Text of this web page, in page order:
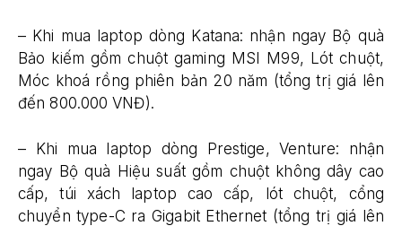
– Khi mua laptop dòng Katana: nhận ngay Bộ quà
Bảo kiếm gồm chuột gaming MSI M99, Lót chuột,
Móc khoá rồng phiên bản 20 năm (tổng trị giá lên
đến 800.000 VNĐ).
– Khi mua laptop dòng Prestige, Venture: nhận
ngay Bộ quà Hiệu suất gồm chuột không dây cao
cấp, túi xách laptop cao cấp, lót chuột, cổng
chuyển type-C ra Gigabit Ethernet (tổng trị giá lên